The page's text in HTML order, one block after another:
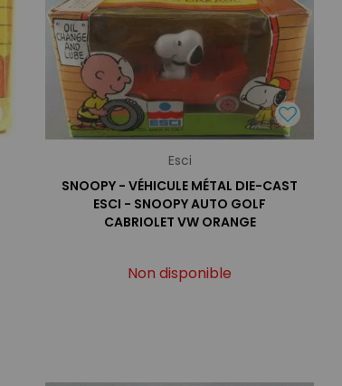
Esci
SNOOPY - VÉHICULE MÉTAL DIE-CAST
ESCI - SNOOPY AUTO GOLF
CABRIOLET VW ORANGE
Non disponible